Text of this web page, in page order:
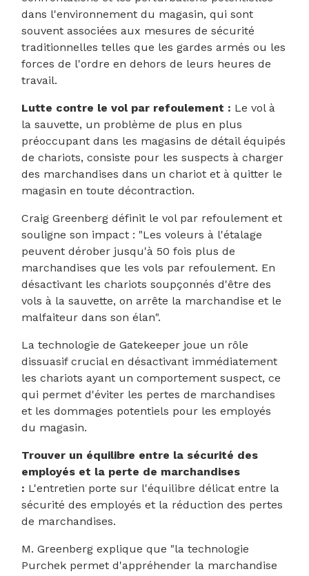
dans l'environnement du magasin, qui sont
souvent associées aux mesures de sécurité
traditionnelles telles que les gardes armés ou les
forces de l'ordre en dehors de leurs heures de
travail.
Lutte contre le vol par refoulement : Le vol à
la sauvette, un problème de plus en plus
préoccupant dans les magasins de détail équipés
de chariots, consiste pour les suspects à charger
des marchandises dans un chariot et à quitter le
magasin en toute décontraction.
Craig Greenberg définit le vol par refoulement et
souligne son impact : "Les voleurs à l'étalage
peuvent dérober jusqu'à 50 fois plus de
marchandises que les vols par refoulement. En
désactivant les chariots soupçonnés d'être des
vols à la sauvette, on arrête la marchandise et le
malfaiteur dans son élan".
La technologie de Gatekeeper joue un rôle
dissuasif crucial en désactivant immédiatement
les chariots ayant un comportement suspect, ce
qui permet d'éviter les pertes de marchandises
et les dommages potentiels pour les employés
du magasin.
Trouver un équilibre entre la sécurité des
employés et la perte de marchandises
: L'entretien porte sur l'équilibre délicat entre la
sécurité des employés et la réduction des pertes
de marchandises.
M. Greenberg explique que "la technologie
Purchek permet d'appréhender la marchandise